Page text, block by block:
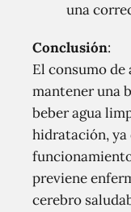
una
Conclusión:
El consumo de
mantener una
beber agua
hidratación,
previene
cerebro